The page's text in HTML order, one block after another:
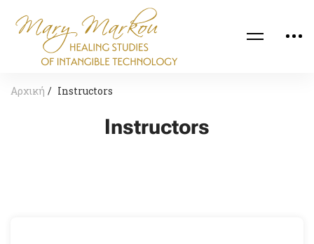
Αρχική Instructors
Instructors